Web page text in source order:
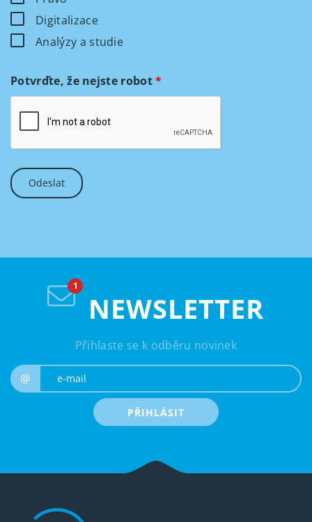
Digitalizace
Analýzy a studie
Potvrďte, že nejste robot*
NEWSLETTER
Přihlaste se k odběru novinek
@
PŘIHLÁSIT